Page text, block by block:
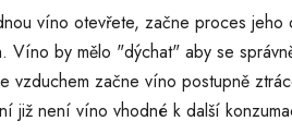
víno otevřete, začne proces
Víno by mělo "dýchat" aby se
vzduchem začne víno postupně
již není víno vhodné k další